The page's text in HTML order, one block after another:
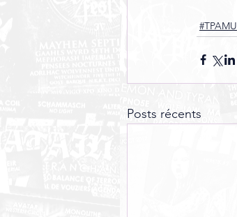
#TPAMU
Posts récents